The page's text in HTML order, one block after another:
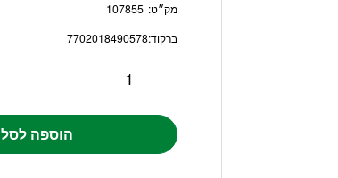
מק״ט: 107855
ברקוד:7702018490578
הוספה לסל